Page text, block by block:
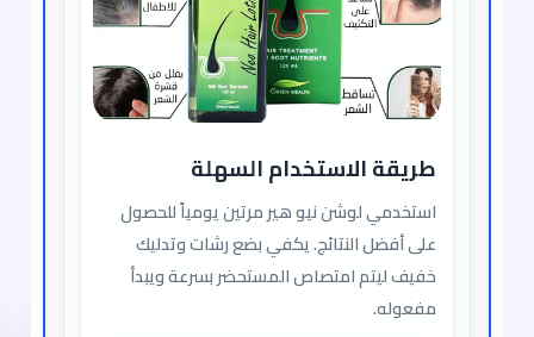
طريقة الاستخدام السهلة
استخدمي لوشن نيو هير مرتين يومياً للحصول
على أفضل النتائج. يكفي بضع رشات وتدليك
خفيف ليتم امتصاص المستحضر بسرعة ويبدأ
مفعوله.